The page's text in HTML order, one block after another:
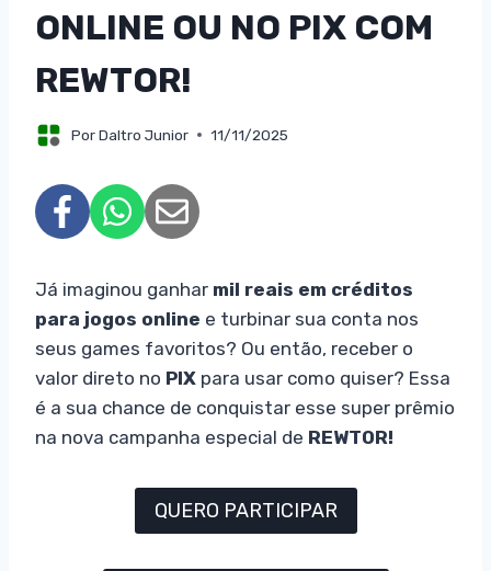
ONLINE OU NO PIX COM
REWTOR!
PorDaltro Junior 11/11/2025
Já imaginou ganhar mil reais em créditos
para jogos online e turbinar sua conta nos
seus games favoritos? Ou então, receber o
valor direto no PIX para usar como quiser? Essa
é a sua chance de conquistar esse super prêmio
na nova campanha especial de REWTOR!
QUERO PARTICIPAR